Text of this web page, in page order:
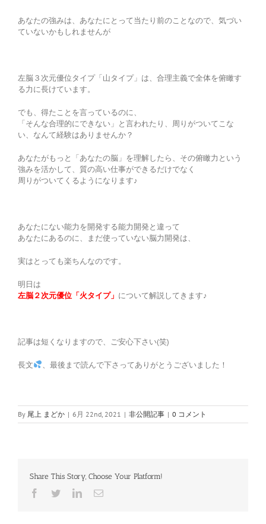
あなたの強みは、あなたにとって当たり前のことなので、気づい
ていないかもしれませんが
左脳３次元優位タイプ「山タイプ」は、合理主義で全体を俯瞰す
る力に長けています。
でも、得たことを言っているのに、
「そんな合理的にできない」と言われたり、周りがついてこな
い、なんて経験はありませんか？
あなたがもっと「あなたの脳」を理解したら、その俯瞰力という
強みを活かして、質の高い仕事ができるだけでなく
周りがついてくるようになります♪
あなたにない能力を開発する能力開発と違って
あなたにあるのに、まだ使っていない脳力開発は、
実はとっても楽ちんなのです。
明日は
左脳２次元優位「火タイプ」 について解説してきます♪
記事は短くなりますので、ご安心下さい(笑)
長文 、最後まで読んで下さってありがとうございました！
By 尾上 まどか | 6月 22nd, 2021 | 非公開記事 | 0 コメント
Share This Story, Choose Your Platform!
Facebook
TwitterLinkedIn
電